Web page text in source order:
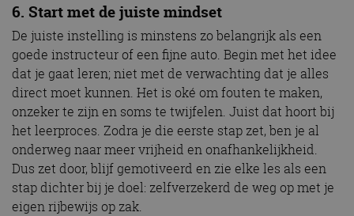
6. Start met de juiste mindset
De juiste instelling is minstens zo belangrijk als een
goede instructeur of een fijne auto. Begin met het idee
dat je gaat leren; niet met de verwachting dat je alles
direct moet kunnen. Het is oké om fouten te maken,
onzeker te zijn en soms te twijfelen. Juist dat hoort bij
het leerproces. Zodra je die eerste stap zet, ben je al
onderweg naar meer vrijheid en onafhankelijkheid.
Dus zet door, blijf gemotiveerd en zie elke les als een
stap dichter bij je doel: zelfverzekerd de weg op met je
eigen rijbewijs op zak.